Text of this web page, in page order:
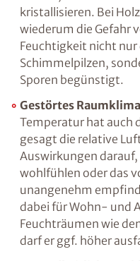
können zu einer
Baumaterials führen.
Salzablagerungen an
Außenwänden oder
entstehen, wenn
Baustoffporen
Stahldecken besteht
Fäulnis und
nur das Wachstum
sondern auch die
begünstigt.
Gestörtes
Temperatur hat auch